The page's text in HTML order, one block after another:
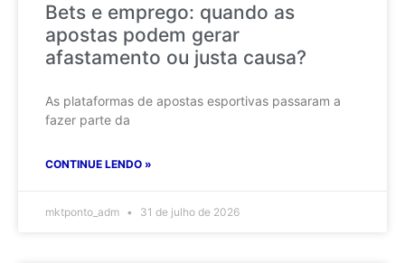
Bets e emprego: quando as
apostas podem gerar
afastamento ou justa causa?
As plataformas de apostas esportivas passaram a
fazer parte da
CONTINUE LENDO »
mktponto_adm 31 de julho de 2026